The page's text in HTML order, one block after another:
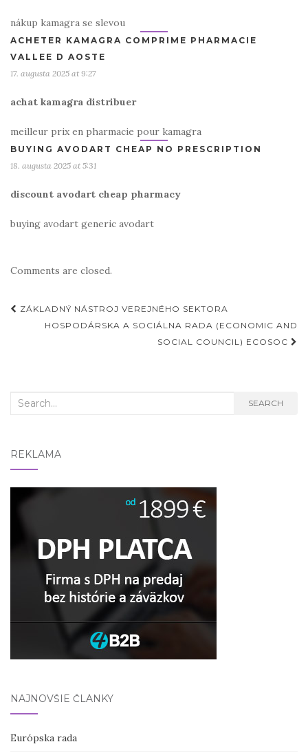
nákup kamagra se slevou
ACHETER KAMAGRA COMPRIME PHARMACIE
VALLEE D AOSTE
17. augusta 2025 at 9:27
achat kamagra distribuer
meilleur prix en pharmacie pour kamagra
BUYING AVODART CHEAP NO PRESCRIPTION
18. augusta 2025 at 5:31
discount avodart cheap pharmacy
buying avodart generic avodart
Comments are closed.
Post
navigation
ZÁKLADNÝ NÁSTROJ VEREJNÉHO SEKTORA
HOSPODÁRSKA A SOCIÁLNA RADA (ECONOMIC AND
SOCIAL COUNCIL) ECOSOC
Search
SEARCH
REKLAMA
NAJNOVŠIE ČLÁNKY
Európska rada